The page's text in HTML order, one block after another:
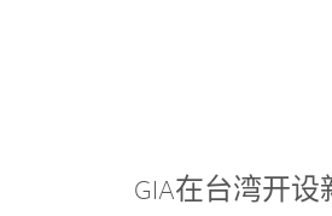
GIA在台湾开设